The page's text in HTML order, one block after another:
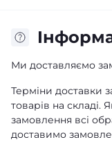
Ми доставляємо
Терміни доставки
товарів на
замовлення всі
доставимо